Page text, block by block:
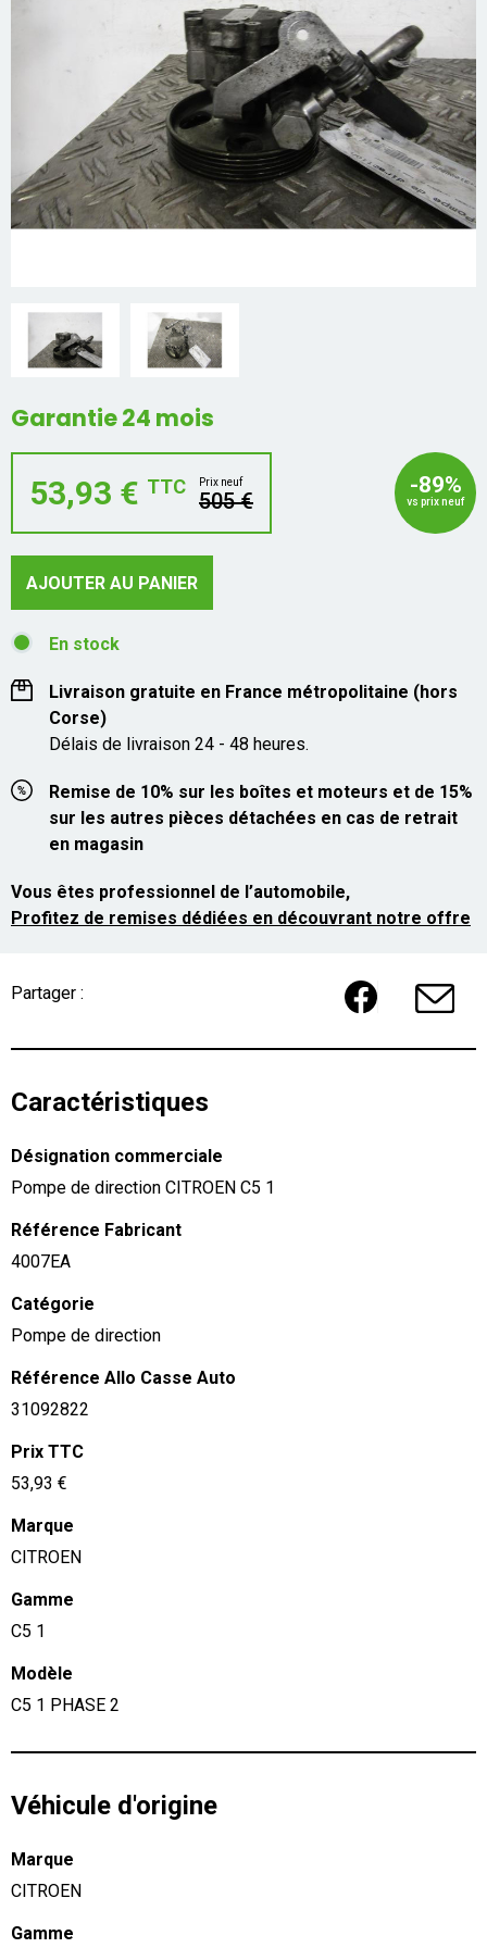
Appelez-nous
01 60 48 23 09
Garantie 24 mois
53,93 € TTC Prix neuf
505 €
-89%
vs prix neuf
AJOUTER AU PANIER
En stock
Livraison gratuite en France métropolitaine (hors
Corse)
Délais de livraison 24 - 48 heures.
Remise de 10% sur les boîtes et moteurs et de 15%
sur les autres pièces détachées en cas de retrait
en magasin
Vous êtes professionnel de l’automobile,
Profitez de remises dédiées en découvrant notre offre
Partager :
Caractéristiques
Désignation commerciale
Pompe de direction CITROEN C5 1
Référence Fabricant
4007EA
Catégorie
Pompe de direction
Référence Allo Casse Auto
31092822
Prix TTC
53,93 €
Marque
CITROEN
Gamme
C5 1
Modèle
C5 1 PHASE 2
Véhicule d'origine
Marque
CITROEN
Gamme